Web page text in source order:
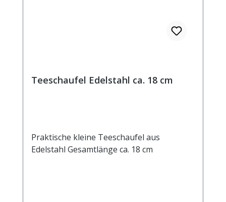
Teeschaufel Edelstahl ca. 18 cm
Praktische kleine Teeschaufel aus
Edelstahl Gesamtlänge ca. 18 cm